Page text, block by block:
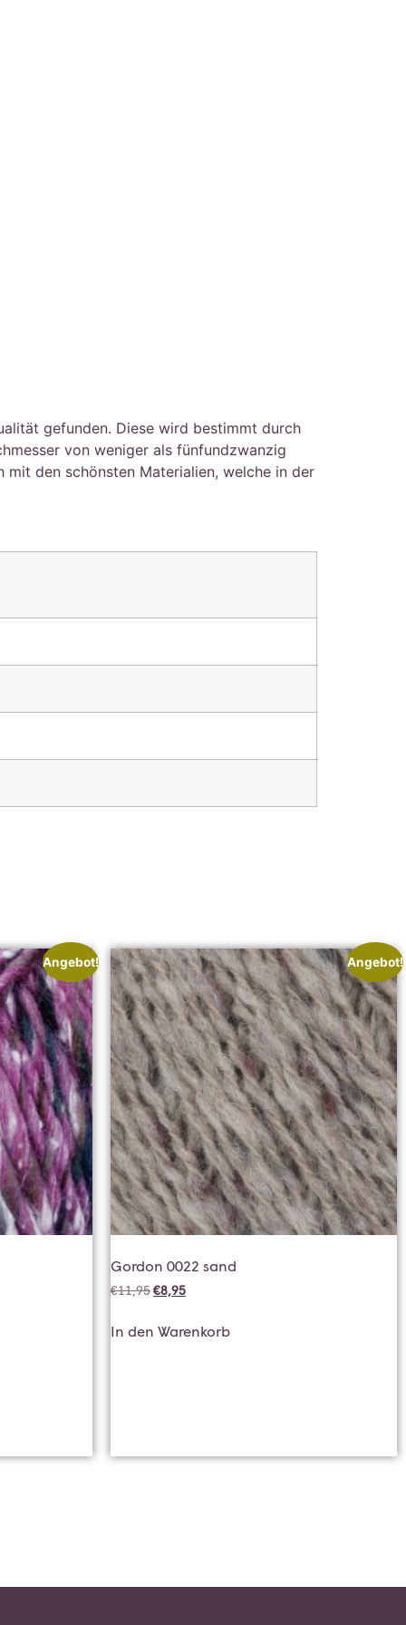
gefunden. Diese wird bestimmt durch
von weniger als fünfundzwanzig
den schönsten Materialien, welche in der
Angebot! Angebot!
Gordon 0022 sand
€11,95€8,95
In den Warenkorb